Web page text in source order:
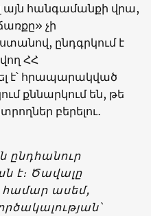
այն հանգամանքի վրա,
չի
ընդգրկում է
ՀՀ
է՝ հրապարակված
քննարկում են, թե
բերելու․
ընդհանուր
է։ Ծավալը
համար ասեմ,